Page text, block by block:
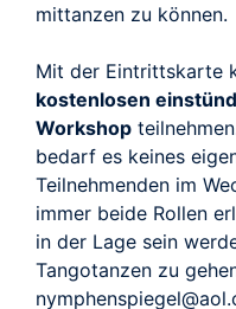
mittanzen zu können.
Mit der Eintrittskarte
kostenlosen
Workshop
bedarf es keines
Teilnehmenden im
immer beide Rollen
in der Lage sein
Tangotanzen zu